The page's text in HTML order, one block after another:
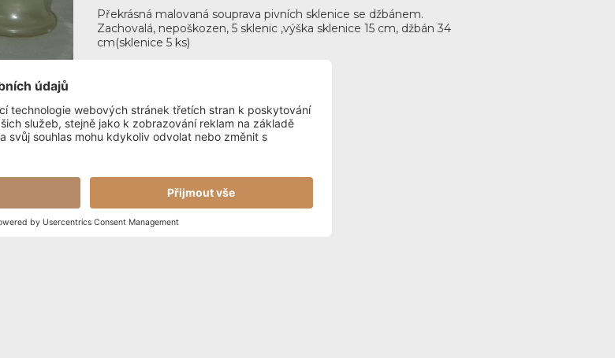
Překrásná malovaná souprava pivních sklenice se džbánem.
Zachovalá, nepoškozen, 5 sklenic ,výška sklenice 15 cm, džbán 34
cm(sklenice 5 ks)